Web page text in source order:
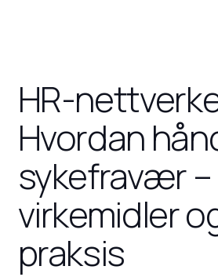
HR-
Hvordan
sykefravær –
virkemidler
praksis